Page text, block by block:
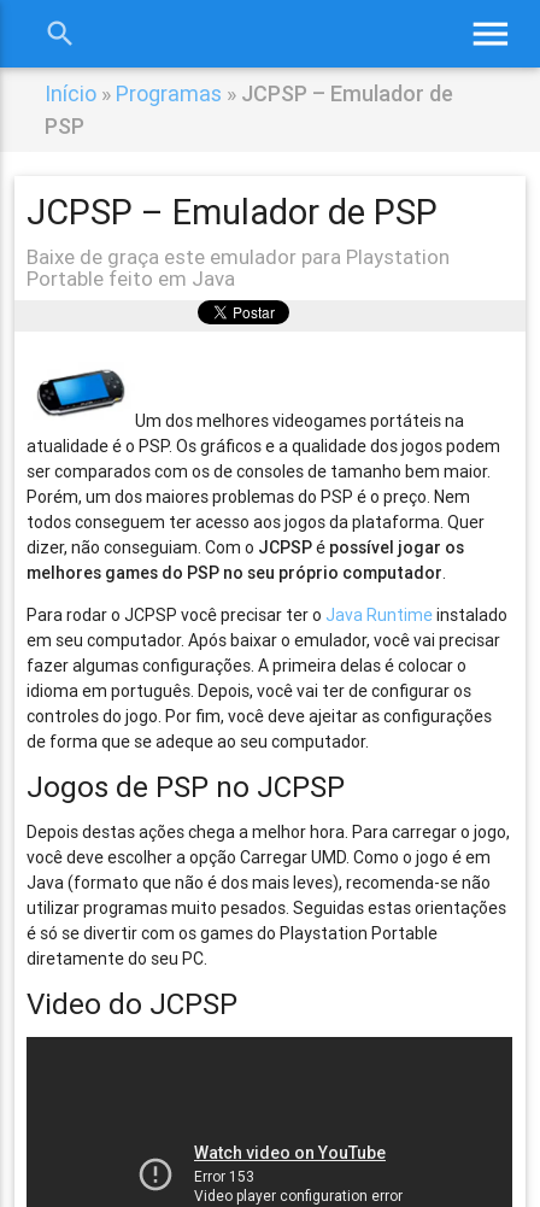
menu
search
Início » Programas » JCPSP – Emulador de
PSP
JCPSP – Emulador de PSP
Baixe de graça este emulador para Playstation
Portable feito em Java
Um dos melhores videogames portáteis na
atualidade é o PSP. Os gráficos e a qualidade dos jogos podem
ser comparados com os de consoles de tamanho bem maior.
Porém, um dos maiores problemas do PSP é o preço. Nem
todos conseguem ter acesso aos jogos da plataforma. Quer
dizer, não conseguiam. Com o JCPSPé possível jogar os
melhores games do PSP no seu próprio computador.
Para rodar o JCPSP você precisar ter o Java Runtimeinstalado
em seu computador. Após baixar o emulador, você vai precisar
fazer algumas configurações. A primeira delas é colocar o
idioma em português. Depois, você vai ter de configurar os
controles do jogo. Por fim, você deve ajeitar as configurações
de forma que se adeque ao seu computador.
Jogos de PSP no JCPSP
Depois destas ações chega a melhor hora. Para carregar o jogo,
você deve escolher a opção Carregar UMD. Como o jogo é em
Java (formato que não é dos mais leves), recomenda-se não
utilizar programas muito pesados. Seguidas estas orientações
é só se divertir com os games do Playstation Portable
diretamente do seu PC.
Video do JCPSP